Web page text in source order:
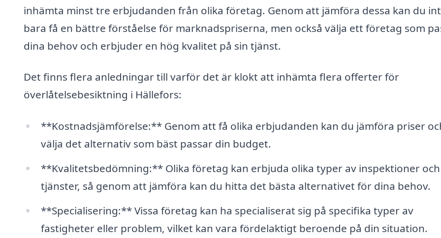
inhämta minst tre erbjudanden från olika företag. Genom att jämföra dessa kan du
bara få en bättre förståelse för marknadspriserna, men också välja ett företag som
dina behov och erbjuder en hög kvalitet på sin tjänst.
Det finns flera anledningar till varför det är klokt att inhämta flera offerter för
överlåtelsebesiktning i Hällefors:
**Kostnadsjämförelse:** Genom att få olika erbjudanden kan du jämföra priser
välja det alternativ som bäst passar din budget.
**Kvalitetsbedömning:** Olika företag kan erbjuda olika typer av inspektioner och
tjänster, så genom att jämföra kan du hitta det bästa alternativet för dina behov.
**Specialisering:** Vissa företag kan ha specialiserat sig på specifika typer av
fastigheter eller problem, vilket kan vara fördelaktigt beroende på din situation.